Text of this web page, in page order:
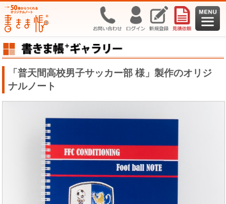
「普天間高校男子サッカー部 様」製作のオリジ
ナルノート